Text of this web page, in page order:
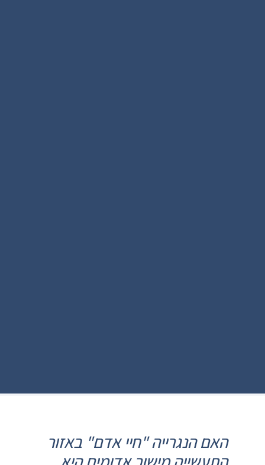
האם הנגרייה "חיי אדם" באזור